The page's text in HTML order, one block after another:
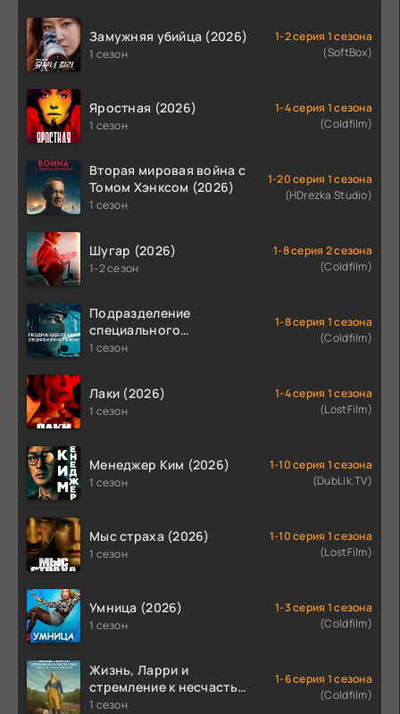
Замужняя убийца (2026)
1 сезон
1-2 серия 1 сезона
(SoftBox)
Яростная (2026)
1 сезон
1-4 серия 1 сезона
(Coldfilm)
Вторая мировая война с
Томом Хэнксом (2026)
1 сезон
1-20 серия 1 сезона
(HDrezka Studio)
Шугар (2026)
1-2 сезон
1-8 серия 2 сезона
(Coldfilm)
Подразделение
специального
назначения (2026)
1 сезон
1-8 серия 1 сезона
(Coldfilm)
Лаки (2026)
1 сезон
1-4 серия 1 сезона
(LostFilm)
Менеджер Ким (2026)
1 сезон
1-10 серия 1 сезона
(DubLik.TV)
Мыс страха (2026)
1 сезон
1-10 серия 1 сезона
(LostFilm)
Умница (2026)
1 сезон
1-3 серия 1 сезона
(Coldfilm)
Жизнь, Ларри и
стремление к несчастью:
Почти история Америки
1 сезон
1-6 серия 1 сезона
(Coldfilm)